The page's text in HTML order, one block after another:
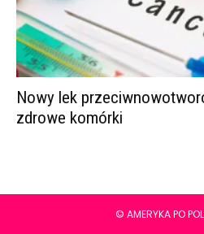
Nowy lek
zdrowe komórki
© AMERYKA PO